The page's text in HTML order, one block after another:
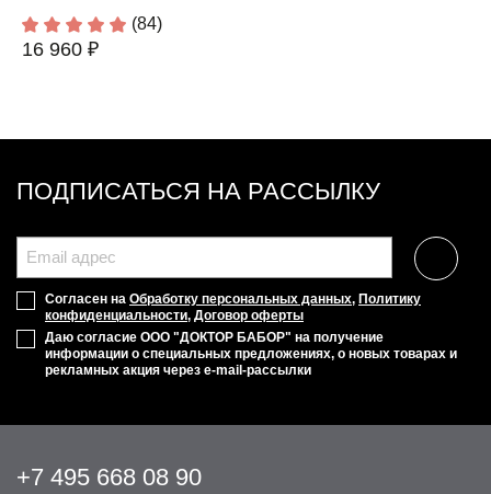
(84)
16 960 ₽
ПОДПИСАТЬСЯ НА РАССЫЛКУ
Согласен на Обработку персональных данных, Политику
конфиденциальности, Договор оферты
Даю согласие ООО "ДОКТОР БАБОР" на получение
информации о специальных предложениях, о новых товарах и
рекламных акция через e-mail-рассылки
+7 495 668 08 90